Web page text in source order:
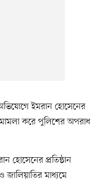
ইমরান হোসেনের
করে পুলিশের অপরাধ
হোসেনের প্রতিষ্ঠান
জালিয়াতির মাধ্যমে